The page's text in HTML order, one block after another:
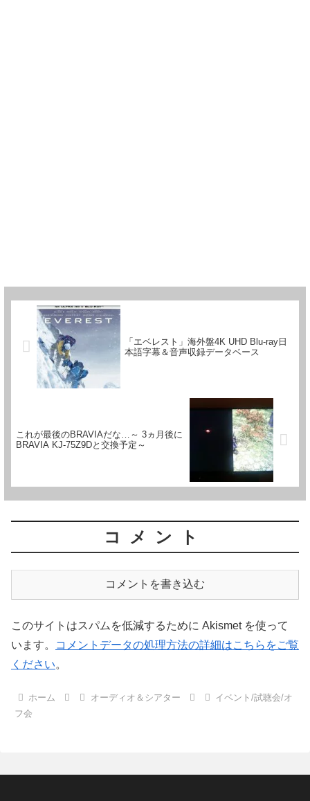
「エベレスト」海外盤4K UHD Blu-ray日
本語字幕＆音声収録データベース
これが最後のBRAVIAだな…～ 3ヵ月後に
BRAVIA KJ-75Z9Dと交換予定～
コメント
コメントを書き込む
このサイトはスパムを低減するために Akismet を使って
います。
コメントデータの処理方法の詳細はこちらをご覧
ください。
ホーム オーディオ＆シアター
イベント/試聴会/オ
フ会